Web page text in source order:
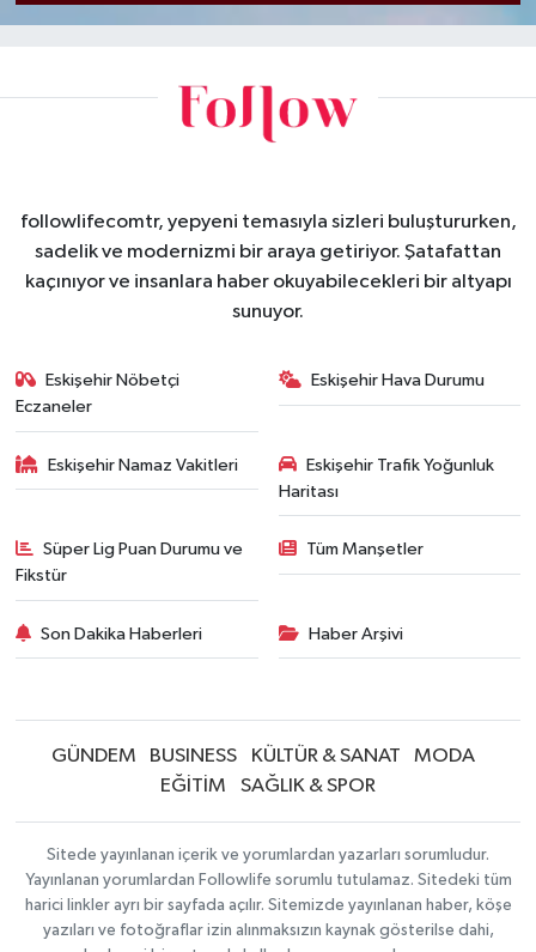
followlifecomtr, yepyeni temasıyla sizleri buluştururken,
sadelik ve modernizmi bir araya getiriyor. Şatafattan
kaçınıyor ve insanlara haber okuyabilecekleri bir altyapı
sunuyor.
Eskişehir Nöbetçi
Eczaneler
Eskişehir Hava Durumu
Eskişehir Namaz Vakitleri
Eskişehir Trafik Yoğunluk
Haritası
Süper Lig Puan Durumu ve
Fikstür
Tüm Manşetler
Son Dakika Haberleri Haber Arşivi
GÜNDEM BUSINESS KÜLTÜR & SANAT
MODA
EĞİTİM
SAĞLIK & SPOR
Sitede yayınlanan içerik ve yorumlardan yazarları sorumludur.
Yayınlanan yorumlardan Followlife sorumlu tutulamaz. Sitedeki tüm
harici linkler ayrı bir sayfada açılır. Sitemizde yayınlanan haber, köşe
yazıları ve fotoğraflar izin alınmaksızın kaynak gösterilse dahi,